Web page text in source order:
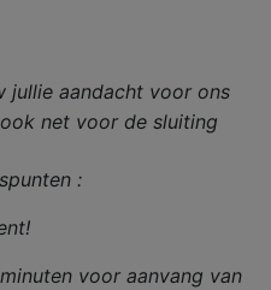
jullie aandacht voor ons
net voor de sluiting
:
voor aanvang van